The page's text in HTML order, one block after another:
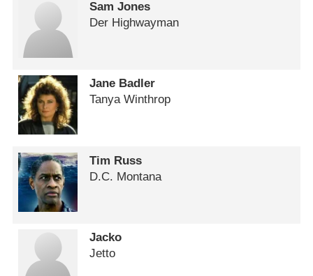
Sam Jones
Der Highwayman
Jane Badler
Tanya Winthrop
Tim Russ
D.C. Montana
Jacko
Jetto